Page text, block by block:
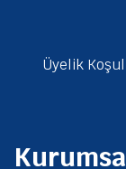
Üyelik